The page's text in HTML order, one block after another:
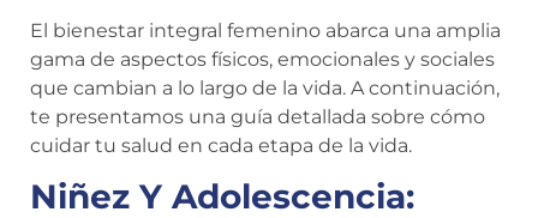
El bienestar integral femenino abarca una amplia
gama de aspectos físicos, emocionales y sociales
que cambian a lo largo de la vida. A continuación,
te presentamos una guía detallada sobre cómo
cuidar tu salud en cada etapa de la vida.
Niñez Y Adolescencia: